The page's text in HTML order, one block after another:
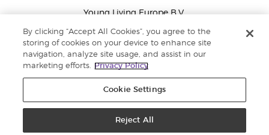
Young Living Europe B.V.
9727 AJ Groningen
Young Living Europe Ltd - Europejska siedziba
główna:+44 (0) 20 3935 9000
zastrzeżone. |Polityka prywatności
By clicking “Accept All Cookies”, you agree to the
storing of cookies on your device to enhance site
navigation, analyze site usage, and assist in our
marketing efforts.
Privacy Policy
Cookie Settings
Reject All